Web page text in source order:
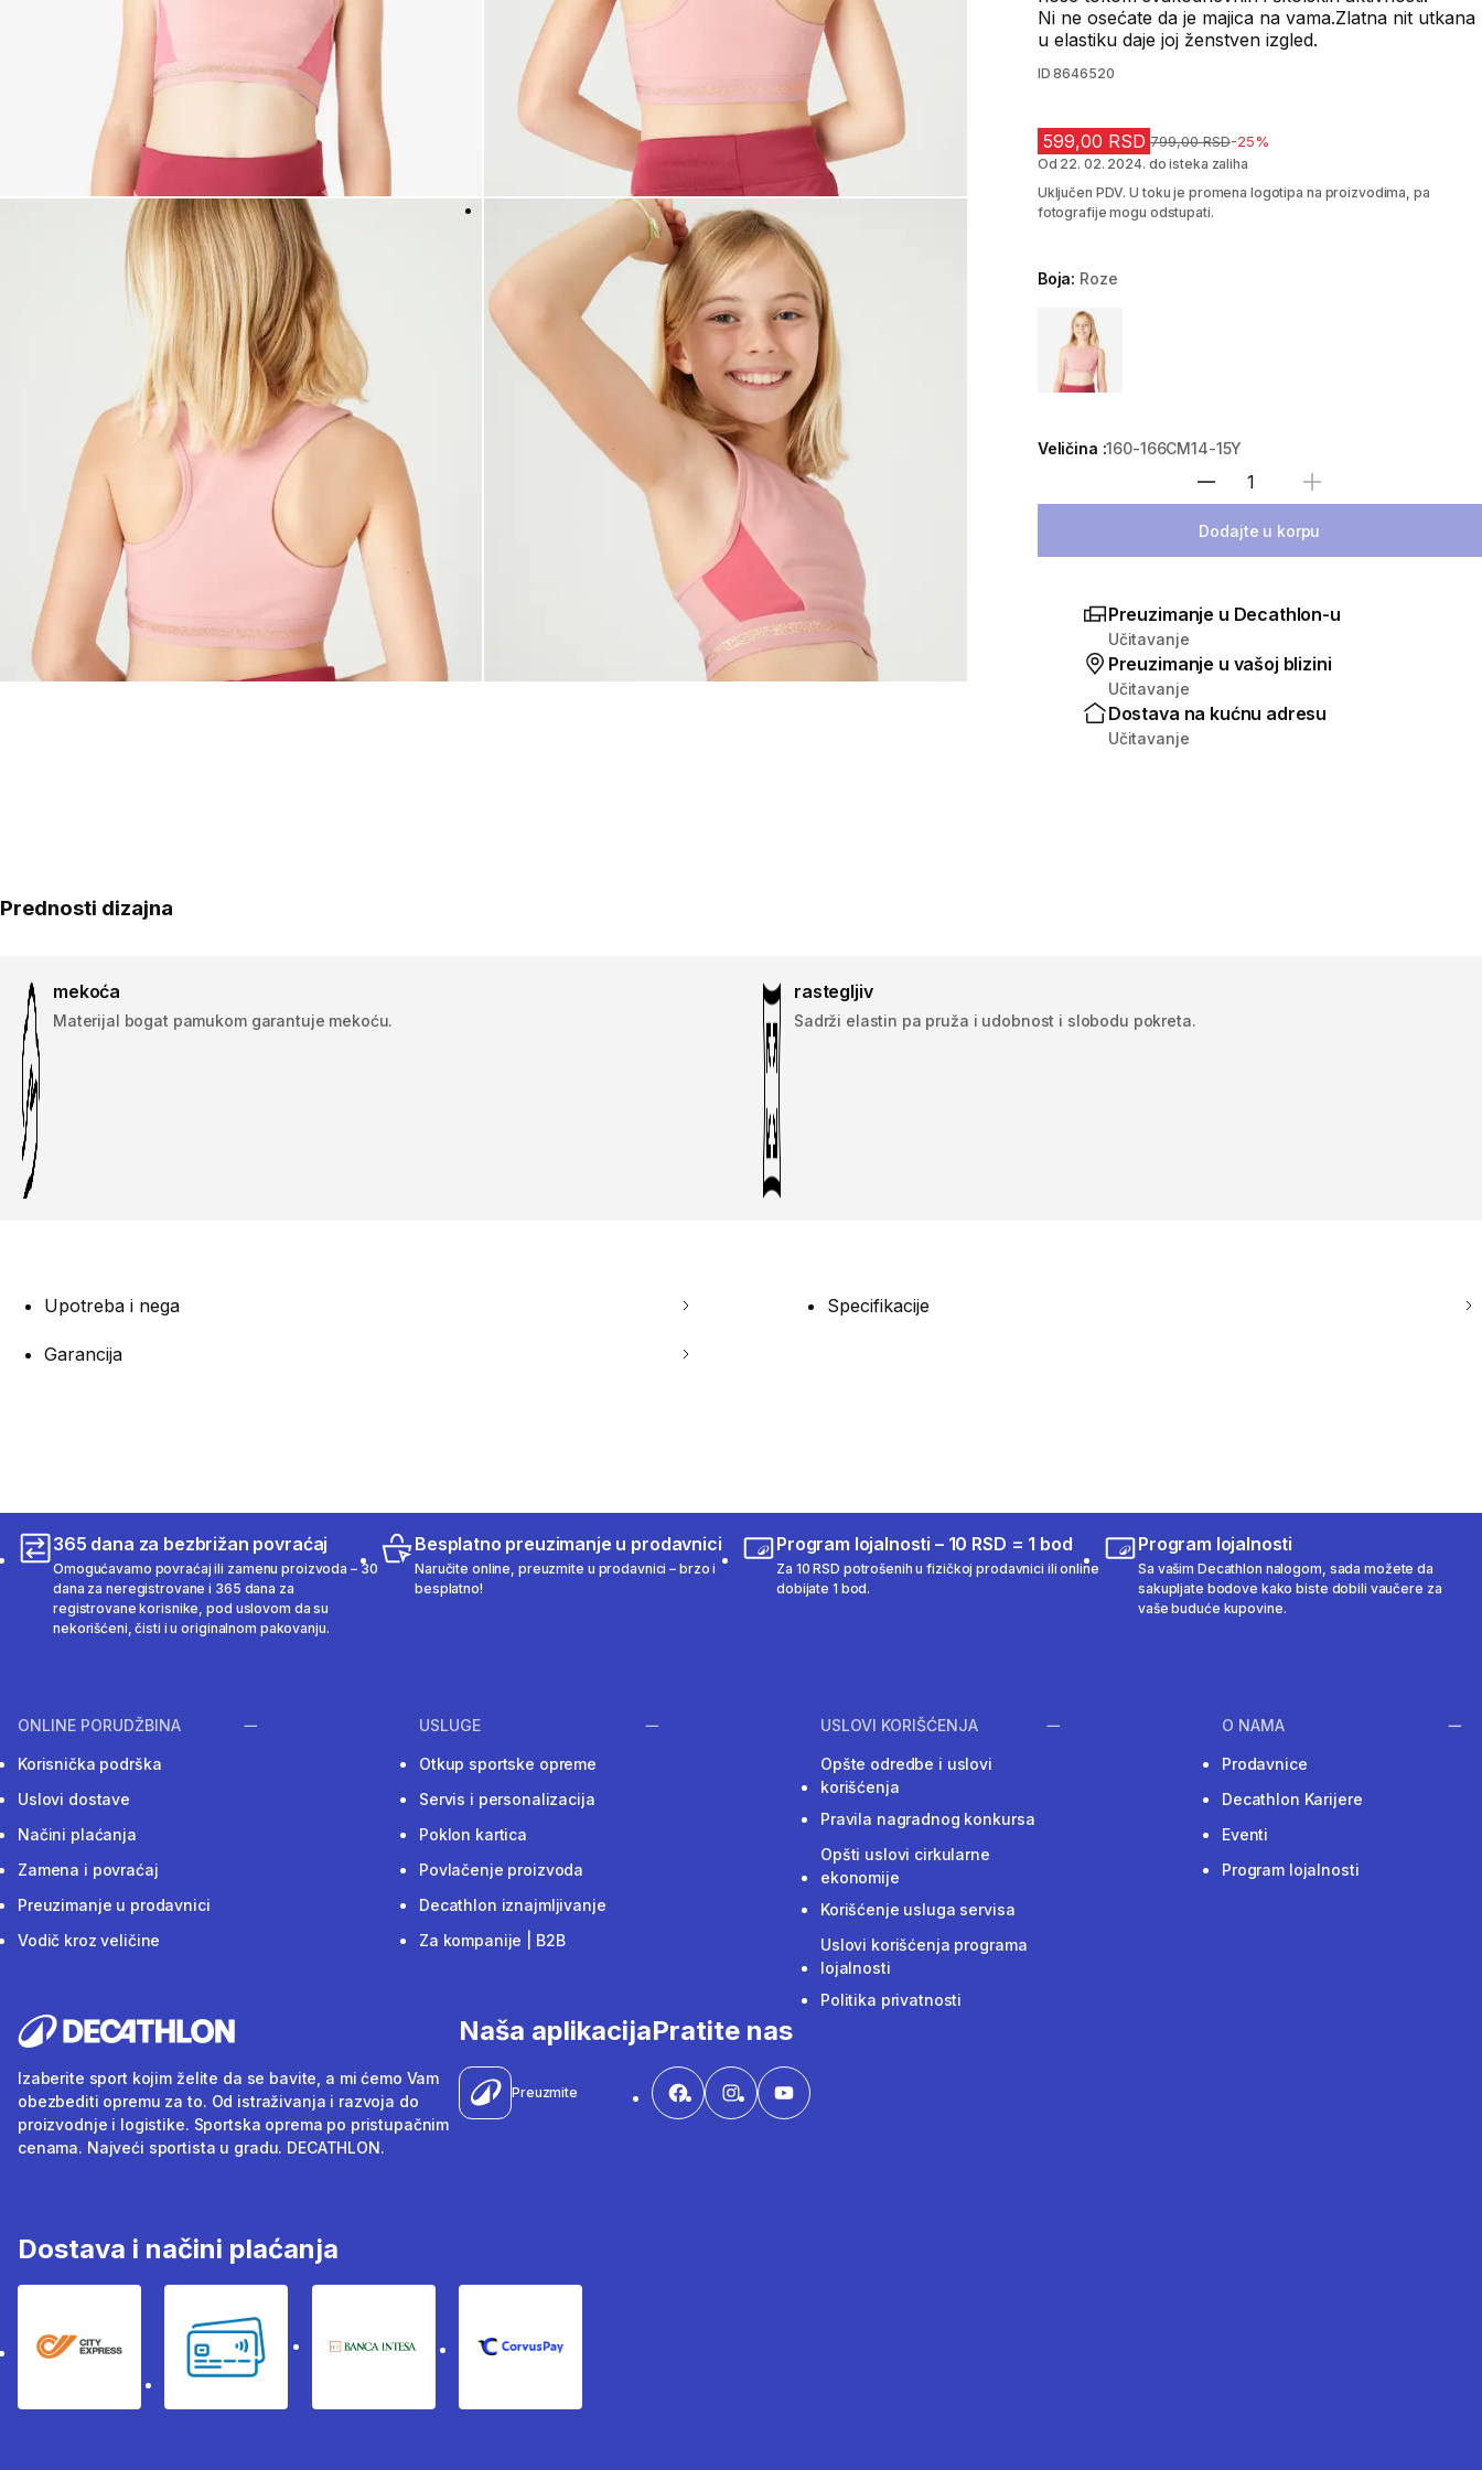
Ni ne osećate da je majica na vama.Zlatna nit utkana
u elastiku daje joj ženstven izgled.
ID 8646520
599,00 RSD Cena pre sniženja
799,00 RSD-25%
Od 22. 02. 2024. do isteka zaliha
Uključen PDV. U toku je promena logotipa na proizvodima, pa
fotografije mogu odstupati.
Boja: Roze
Choose a variant
Veličina :160-166CM14-15Y
Izaberi količinu
Dodajte u korpu
Preuzimanje u Decathlon-u
Učitavanje
Preuzimanje u vašoj blizini
Učitavanje
Dostava na kućnu adresu
Učitavanje
Prednosti dizajna
mekoća
Materijal bogat pamukom garantuje mekoću.
rastegljiv
Sadrži elastin pa pruža i udobnost i slobodu pokreta.
Upotreba i nega Specifikacije
Garancija
365 dana za bezbrižan povraćaj
Omogućavamo povraćaj ili zamenu proizvoda – 30
dana za neregistrovane i 365 dana za
registrovane korisnike, pod uslovom da su
nekorišćeni, čisti i u originalnom pakovanju.
Besplatno preuzimanje u prodavnici
Naručite online, preuzmite u prodavnici – brzo i
besplatno!
Program lojalnosti – 10 RSD = 1 bod
Za 10 RSD potrošenih u fizičkoj prodavnici ili online
dobijate 1 bod.
Program lojalnosti
Sa vašim Decathlon nalogom, sada možete da
sakupljate bodove kako biste dobili vaučere za
vaše buduće kupovine.
ONLINE PORUDŽBINA
Korisnička podrška
Uslovi dostave
Načini plaćanja
Zamena i povraćaj
Preuzimanje u prodavnici
Vodič kroz veličine
USLUGE
Otkup sportske opreme
Servis i personalizacija
Poklon kartica
Povlačenje proizvoda
Decathlon iznajmljivanje
Za kompanije | B2B
USLOVI KORIŠĆENJA
Opšte odredbe i uslovi
korišćenja
Pravila nagradnog konkursa
Opšti uslovi cirkularne
ekonomije
Korišćenje usluga servisa
Uslovi korišćenja programa
lojalnosti
Politika privatnosti
O NAMA
Prodavnice
Decathlon Karijere
Eventi
Program lojalnosti
Izaberite sport kojim želite da se bavite, a mi ćemo Vam
obezbediti opremu za to. Od istraživanja i razvoja do
proizvodnje i logistike. Sportska oprema po pristupačnim
cenama. Najveći sportista u gradu. DECATHLON.
Naša aplikacija
Preuzmite
Pratite nas
Dostava i načini plaćanja
City Express Bankovne karticeBanka Intesa CorvusPay